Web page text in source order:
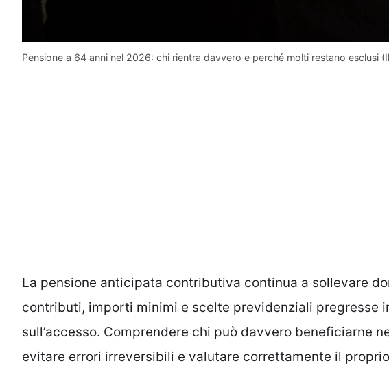
Pensione a 64 anni nel 2026: chi rientra davvero e perché molti restano esclusi
La pensione anticipata contributiva continua a sollevare
contributi, importi minimi e scelte previdenziali pregresse
sull’accesso. Comprendere chi può davvero beneficiarne
evitare errori irreversibili e valutare correttamente il